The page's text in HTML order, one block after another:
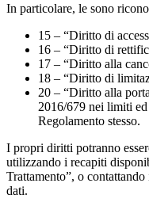
In particolare, le sono
15 – “Diritto di
16 – “Diritto di
17 – “Diritto alla
18 – “Diritto di
20 – “Diritto alla
2016/679 nei limiti
Regolamento stesso.
I propri diritti potranno
utilizzando i recapiti
Trattamento”, o
dati.